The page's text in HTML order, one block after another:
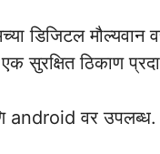
डिजिटल मौल्यवान
एक सुरक्षित ठिकाण
android वर उपलब्ध.